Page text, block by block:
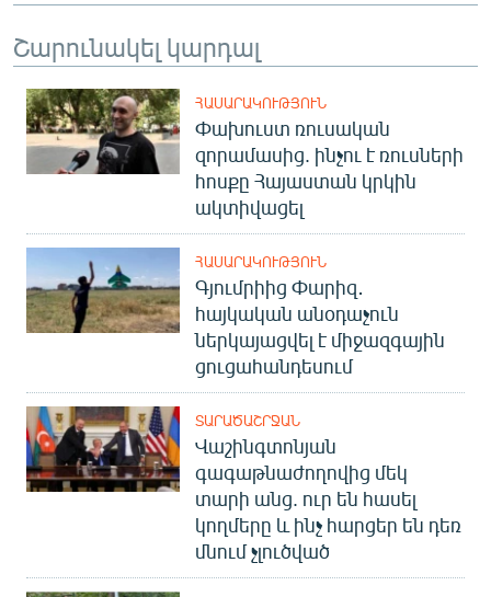
Շարունակել կարդալ
ՀԱՍԱՐԱԿՈՒԹՅՈՒՆ
Փախուստ ռուսական
զորամասից. ինչու է ռուսների
հոսքը Հայաստան կրկին
ակտիվացել
ՀԱՍԱՐԱԿՈՒԹՅՈՒՆ
Գյումրիից Փարիզ․
հայկական անօդաչուն
ներկայացվել է միջազգային
ցուցահանդեսում
ՏԱՐԱԾԱՇՐՋԱՆ
Վաշինգտոնյան
գագաթնաժողովից մեկ
տարի անց. ուր են հասել
կողմերը և ինչ հարցեր են դեռ
մնում չլուծված